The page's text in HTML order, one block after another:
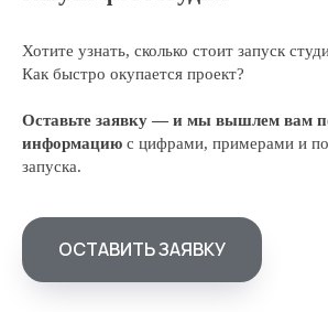
Хотите узнать, сколько стоит запуск
Как быстро окупается проект?
Оставьте заявку — и мы вышлем вам
информацию с цифрами, примерами и
запуска.
ОСТАВИТЬ ЗАЯВКУ